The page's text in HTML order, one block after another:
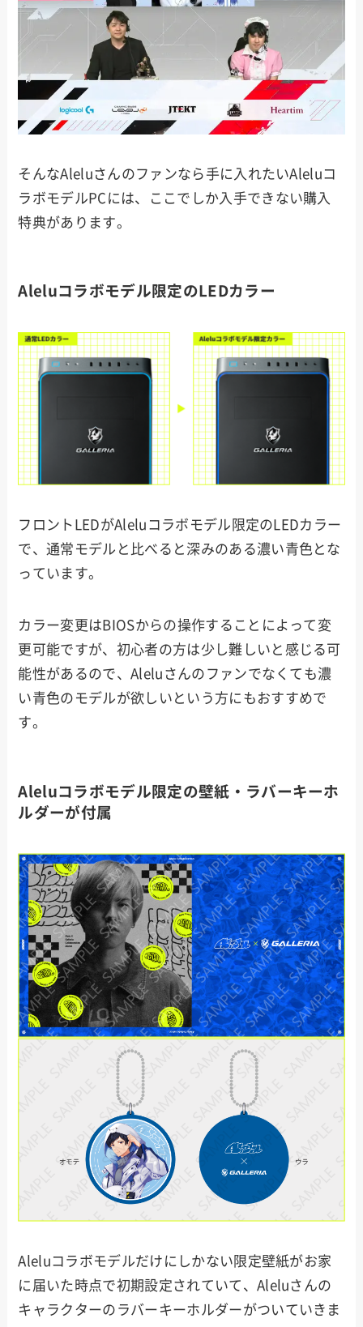
そんなAleluさんのファンなら手に入れたいAleluコ
ラボモデルPCには、ここでしか入手できない購入
特典があります。
Aleluコラボモデル限定のLEDカラー
フロントLEDがAleluコラボモデル限定のLEDカラー
で、通常モデルと比べると深みのある濃い青色とな
っています。
カラー変更はBIOSからの操作することによって変
更可能ですが、初心者の方は少し難しいと感じる可
能性があるので、Aleluさんのファンでなくても濃
い青色のモデルが欲しいという方にもおすすめで
す。
Aleluコラボモデル限定の壁紙・ラバーキーホ
ルダーが付属
Aleluコラボモデルだけにしかない限定壁紙がお家
に届いた時点で初期設定されていて、Aleluさんの
キャラクターのラバーキーホルダーがついていきま